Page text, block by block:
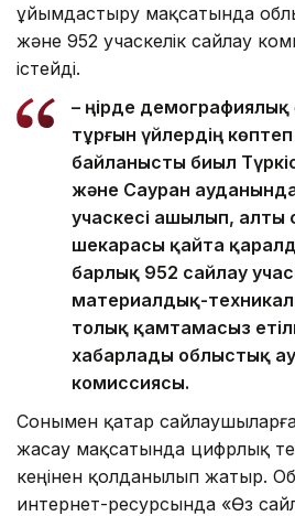
ұйымдастыру мақсатында
және 952 учаскелік сайлау
істейді.
– Өңірде
тұрғын үйлердің
байланысты биыл
және Сауран
учаскесі ашылып, алты
шекарасы қайта
барлық 952 сайлау
материалдық-
толық қамтамасыз
хабарлады облыстық
комиссиясы.
Сонымен қатар
жасау мақсатында цифрлық
кеңінен қолданылып жатыр.
интернет-ресурсында «Өз